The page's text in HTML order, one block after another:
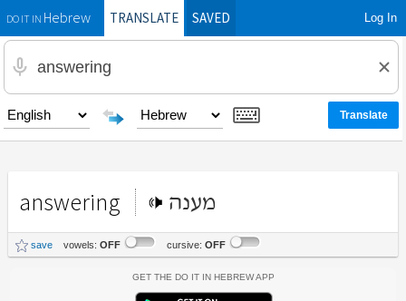
DO IT INHebrewTRANSLATE SAVED Log In
answering מענה
save vowels: OFF cursive: OFF
Get the Do It In Hebrew App